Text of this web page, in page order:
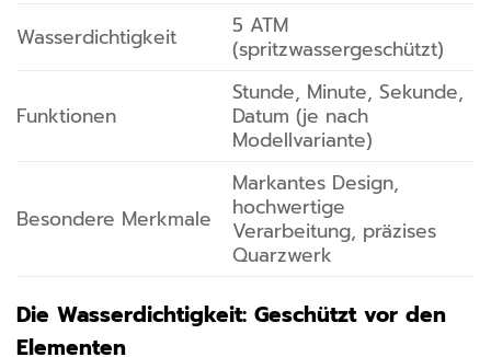
Wasserdichtigkeit
5 ATM
(spritzwassergeschützt)
Funktionen
Stunde, Minute, Sekunde,
Datum (je nach
Modellvariante)
Besondere Merkmale
Markantes Design,
hochwertige
Verarbeitung, präzises
Quarzwerk
Die Wasserdichtigkeit: Geschützt vor den
Elementen